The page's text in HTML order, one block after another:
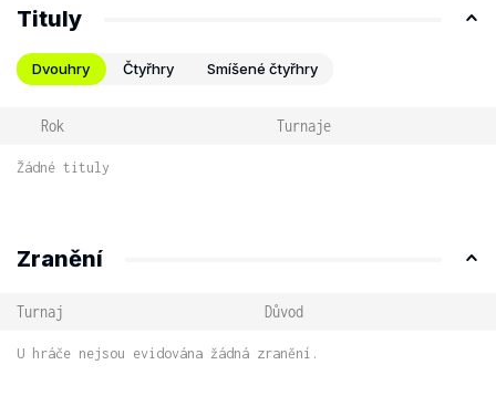
Tituly
Dvouhry Čtyřhry Smíšené čtyřhry
Rok Turnaje
Žádné tituly
Zranění
Turnaj Důvod
U hráče nejsou evidována žádná zranění.